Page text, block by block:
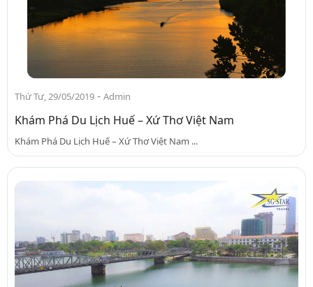
Thứ Tư, 29/05/2019 - Admin
Khám Phá Du Lịch Huế – Xứ Thơ Việt Nam
Khám Phá Du Lịch Huế – Xứ Thơ Việt Nam ...